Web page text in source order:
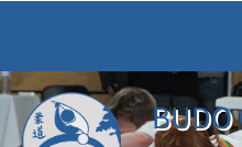
BUDO
Datenschutz